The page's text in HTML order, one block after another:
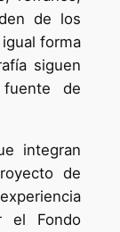
de los
forma
siguen
de
integran
de
el Fondo